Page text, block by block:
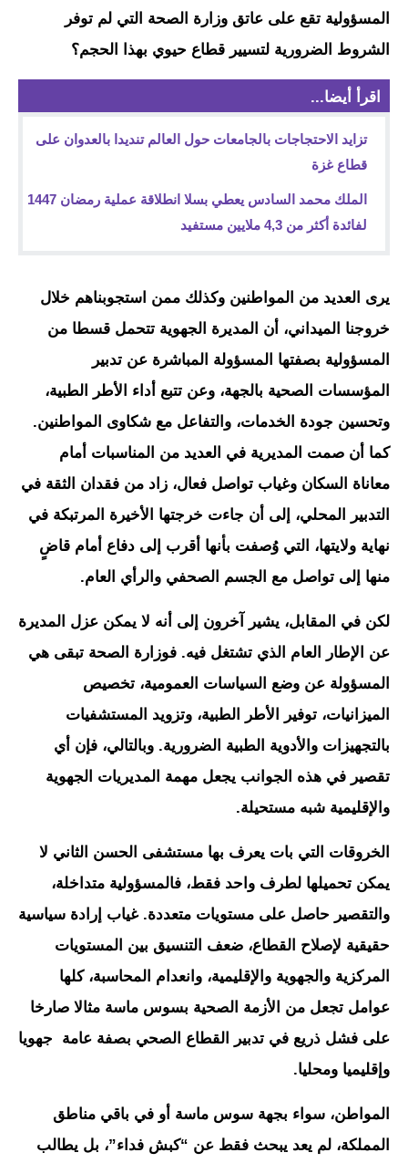
المسؤولية تقع على عاتق وزارة الصحة التي لم توفر
الشروط الضرورية لتسيير قطاع حيوي بهذا الحجم؟
اقرأ أيضا...
تزايد الاحتجاجات بالجامعات حول العالم تنديدا بالعدوان على
قطاع غزة
الملك محمد السادس يعطي بسلا انطلاقة عملية رمضان 1447
لفائدة أكثر من 4,3 ملايين مستفيد
يرى العديد من المواطنين وكذلك ممن استجوبناهم خلال
خروجنا الميداني، أن المديرة الجهوية تتحمل قسطا من
المسؤولية بصفتها المسؤولة المباشرة عن تدبير
المؤسسات الصحية بالجهة، وعن تتبع أداء الأطر الطبية،
وتحسين جودة الخدمات، والتفاعل مع شكاوى المواطنين.
كما أن صمت المديرية في العديد من المناسبات أمام
معاناة السكان وغياب تواصل فعال، زاد من فقدان الثقة في
التدبير المحلي، إلى أن جاءت خرجتها الأخيرة المرتبكة في
نهاية ولايتها، التي وُصفت بأنها أقرب إلى دفاع أمام قاضٍ
منها إلى تواصل مع الجسم الصحفي والرأي العام.
لكن في المقابل، يشير آخرون إلى أنه لا يمكن عزل المديرة
عن الإطار العام الذي تشتغل فيه. فوزارة الصحة تبقى هي
المسؤولة عن وضع السياسات العمومية، تخصيص
الميزانيات، توفير الأطر الطبية، وتزويد المستشفيات
بالتجهيزات والأدوية الطبية الضرورية. وبالتالي، فإن أي
تقصير في هذه الجوانب يجعل مهمة المديريات الجهوية
والإقليمية شبه مستحيلة.
الخروقات التي بات يعرف بها مستشفى الحسن الثاني لا
يمكن تحميلها لطرف واحد فقط، فالمسؤولية متداخلة،
والتقصير حاصل على مستويات متعددة. غياب إرادة سياسية
حقيقية لإصلاح القطاع، ضعف التنسيق بين المستويات
المركزية والجهوية والإقليمية، وانعدام المحاسبة، كلها
عوامل تجعل من الأزمة الصحية بسوس ماسة مثالا صارخا
على فشل ذريع في تدبير القطاع الصحي بصفة عامة جهويا
وإقليميا ومحليا.
المواطن، سواء بجهة سوس ماسة أو في باقي مناطق
المملكة، لم يعد يبحث فقط عن “كبش فداء”، بل يطالب